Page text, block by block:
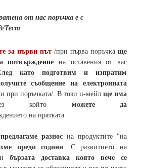
от нас поръчка е с
Тест
за първи път /при първа поръчка ще
потвърждение на оставения от вас
като подготвим и изпратим
съобщение на електронната
при поръчката/. В този и-мейл ще има
който можете да
на пратката
разнос на продуктите "на
преди години . С развитието на
и бързата доставка която вече се